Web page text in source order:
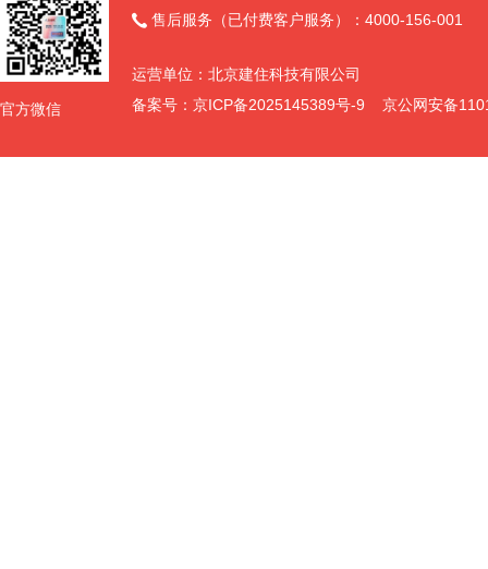
官方微信
 售后服务（已付费客户服务）：4000-156-001
运营单位：北京建住科技有限公司
备案号： 京ICP备2025145389号-9 京公网安备